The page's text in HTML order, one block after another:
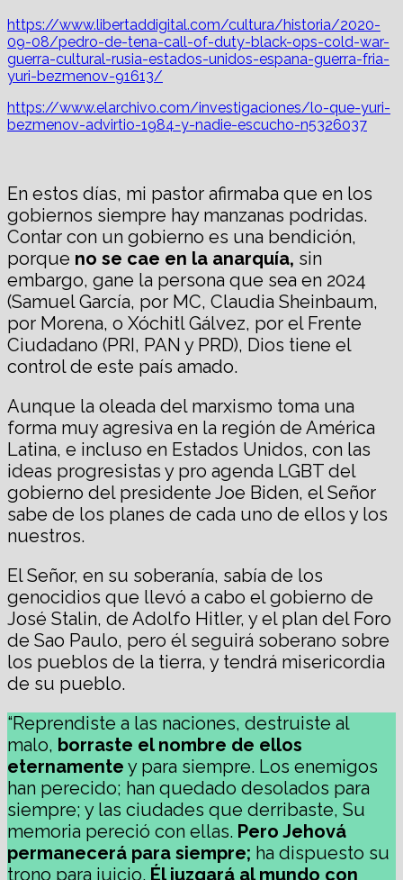
https://www.libertaddigital.com/cultura/historia/2020-
09-08/pedro-de-tena-call-of-duty-black-ops-cold-war-
guerra-cultural-rusia-estados-unidos-espana-guerra-fria-
yuri-bezmenov-91613/
https://www.elarchivo.com/investigaciones/lo-que-yuri-
bezmenov-advirtio-1984-y-nadie-escucho-n5326037
En estos días, mi pastor afirmaba que en los
gobiernos siempre hay manzanas podridas.
Contar con un gobierno es una bendición,
porque no se cae en la anarquía, sin
embargo, gane la persona que sea en 2024
(Samuel García, por MC, Claudia Sheinbaum,
por Morena, o Xóchitl Gálvez, por el Frente
Ciudadano (PRI, PAN y PRD), Dios tiene el
control de este país amado.
Aunque la oleada del marxismo toma una
forma muy agresiva en la región de América
Latina, e incluso en Estados Unidos, con las
ideas progresistas y pro agenda LGBT del
gobierno del presidente Joe Biden, el Señor
sabe de los planes de cada uno de ellos y los
nuestros.
El Señor, en su soberanía, sabía de los
genocidios que llevó a cabo el gobierno de
José Stalin, de Adolfo Hitler, y el plan del Foro
de Sao Paulo, pero él seguirá soberano sobre
los pueblos de la tierra, y tendrá misericordia
de su pueblo.
“Reprendiste a las naciones, destruiste al
malo, borraste el nombre de ellos
eternamente y para siempre. Los enemigos
han perecido; han quedado desolados para
siempre; y las ciudades que derribaste, Su
memoria pereció con ellas. Pero Jehová
permanecerá para siempre; ha dispuesto su
trono para juicio. Él juzgará al mundo con